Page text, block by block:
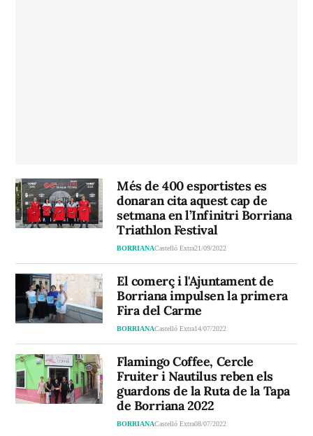
Més de 400 esportistes es
donaran cita aquest cap de
setmana en l’Infinitri Borriana
Triathlon Festival
BORRIANACastelló Extra21/09/2022
El comerç i l'Ajuntament de
Borriana impulsen la primera
Fira del Carme
BORRIANACastelló Extra14/07/2022
Flamingo Coffee, Cercle
Fruiter i Nautilus reben els
guardons de la Ruta de la Tapa
de Borriana 2022
BORRIANACastelló Extra08/07/2022